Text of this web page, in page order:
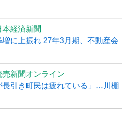
本経済新聞
に上振れ 27年3月期、不動産会
売新聞オンライン
長引き町民は疲れている」…川棚